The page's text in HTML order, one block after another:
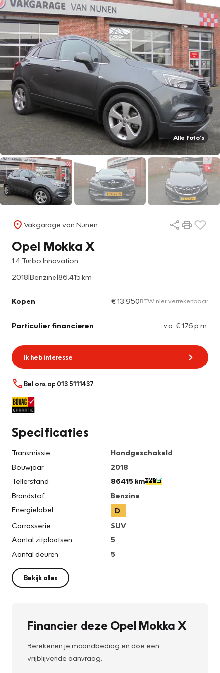
Alle foto's
Vakgarage van Nunen
Opel Mokka X
1.4 Turbo Innovation
2018|Benzine|86.415 km
Kopen € 13.950BTW niet verrekenbaar
Particulier financieren v.a. € 176 p.m.
Ik heb interesse
Bel ons op 013 5111437
Specificaties
Transmissie
Handgeschakeld
Bouwjaar
2018
Tellerstand
86415 km
Brandstof
Benzine
Energielabel
D
Carrosserie
SUV
Aantal zitplaatsen
5
Aantal deuren
5
Bekijk alles
Financier deze Opel Mokka X
Berekenen je maandbedrag en doe een
vrijblijvende aanvraag.